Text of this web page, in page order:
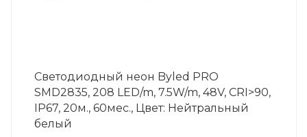
Светодиодный неон Byled PRO
SMD2835, 208 LED/m, 7.5W/m, 48V, СRI>90,
IP67, 20м., 60мес., Цвет: Нейтральный
белый